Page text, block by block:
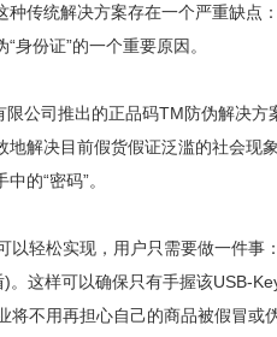
种传统解决方案存在一个严重缺点
身份证”的一个重要原因。
公司推出的正品码TM防伪解决
地解决目前假货假证泛滥的社会现
的“密码”。
轻松实现，用户只需要做一件事
。这样可以确保只有手握该USB-
不用再担心自己的商品被假冒或